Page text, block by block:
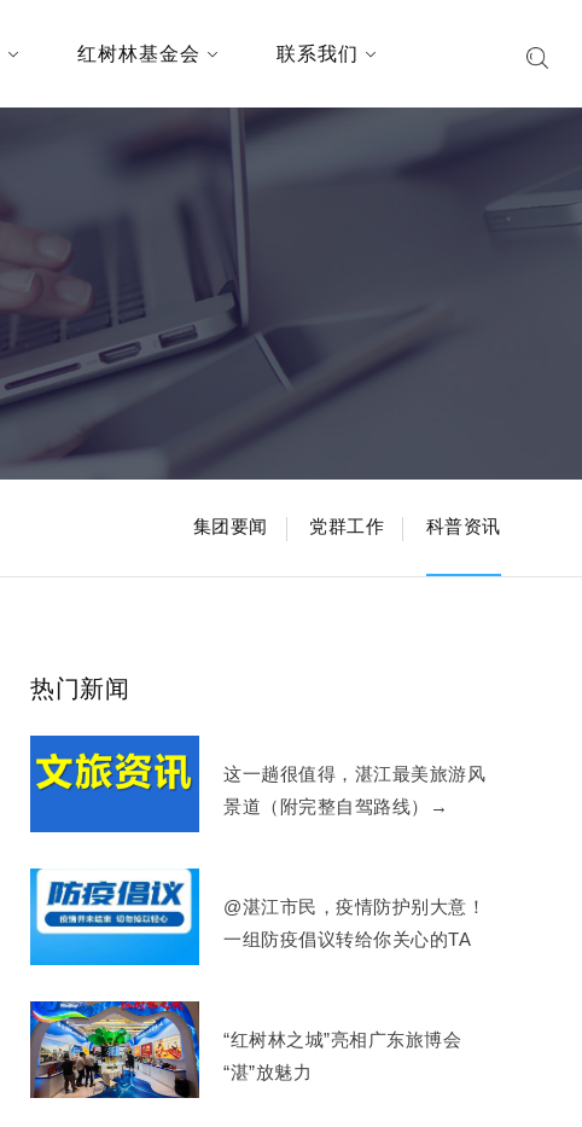
红树林基金会 联系我们
集团要闻 党群工作 科普资讯
热门新闻
这一趟很值得，湛江最美旅游风
景道（附完整自驾路线）→
@湛江市民，疫情防护别大意！
一组防疫倡议转给你关心的TA
“红树林之城”亮相广东旅博会
“湛”放魅力